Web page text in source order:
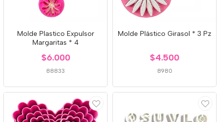
Molde Plastico Expulsor
Margaritas * 4
$6.000
88833
Molde Plástico Girasol * 3 Pz
$4.500
8980